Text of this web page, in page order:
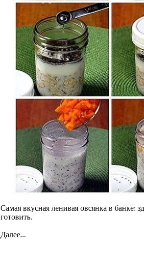
Самая вкусная ленивая овсянка в банке:
готовить.
Далее...